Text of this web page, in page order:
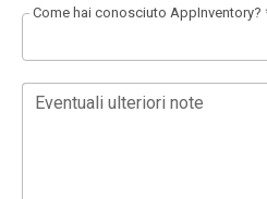
Come hai conosciuto AppInventory?
Eventuali ulteriori note